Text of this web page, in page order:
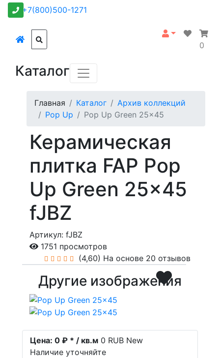
+7(800)500-1271
0
Каталог
Главная Каталог
Архив коллекций
Pop Up
Pop Up Green 25x45
Керамическая
плитка FAP Pop
Up Green 25x45
fJBZ
Артикул: fJBZ
1751 просмотров
(4,60) На основе 20 отзывов
Другие изображения
Цена: 0 ₽ * / кв.м 0 RUB New
Наличие уточняйте